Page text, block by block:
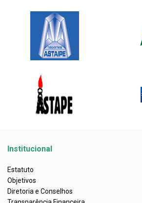
Institucional
Estatuto
Objetivos
Diretoria e Conselhos